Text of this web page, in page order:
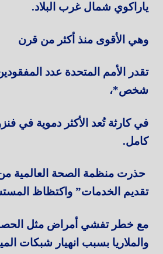
ياراكوي شمال غرب البلاد.
وهي الأقوى منذ أكثر من قرن
شخص*،
في كارثة تُعد الأكثر دموية في
كامل.
حذرت منظمة الصحة العالمية
تقديم الخدمات” واكتظاظ
مع خطر تفشي أمراض مثل الحصبة
والملاريا بسبب انهيار شبكات